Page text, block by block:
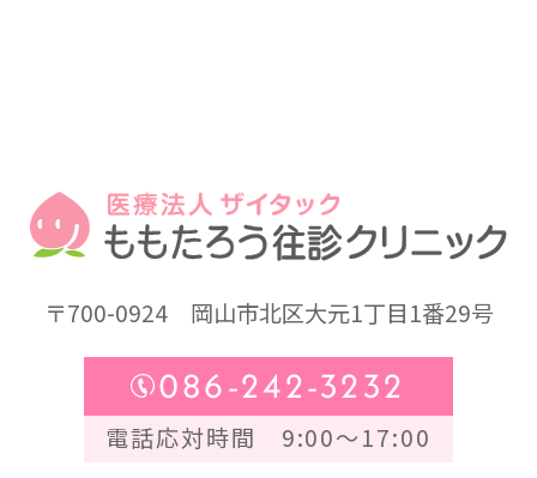
〒700-0924岡山市北区大元1丁目1番29号
086-242-3232
電話応対時間 9:00～17:00